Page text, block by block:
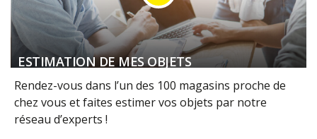
ESTIMATION DE MES OBJETS
Rendez-vous dans l’un des 100 magasins proche de
chez vous et faites estimer vos objets par notre
réseau d’experts !